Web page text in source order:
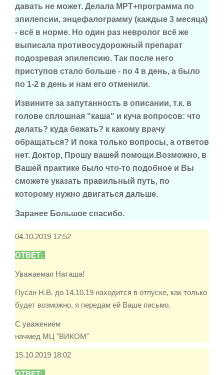
давать не может. Делала МРТ+программа по
эпилепсии, энцефалограмму (каждые 3 месяца)
- всё в норме. Но один раз невролог всё же
выписала противосудорожный препарат
подозревая эпилепсию. Так после него
приступов стало больше - по 4 в день, а было
по 1-2 в день и нам его отменили.
Извините за запутанность в описании, т.к. в
голове сплошная "каша" и куча вопросов: что
делать? куда бежать? к какому врачу
обращаться? И пока только вопросы, а ответов
нет. Доктор, Прошу вашей помощи.Возможно, в
Вашей практике было что-то подобное и Вы
сможете указать правильный путь, по
которому нужно двигаться дальше.
Заранее Большое спасибо.
04.10.2019 12:52
ОТВЕТ:
Уважаемая Наташа!
Пусан Н.В. до 14.10.19 находится в отпуске, как только
будет возможно, я передам ей Ваше письмо.
С уважением
начмед МЦ "ВИКОМ"
15.10.2019 18:02